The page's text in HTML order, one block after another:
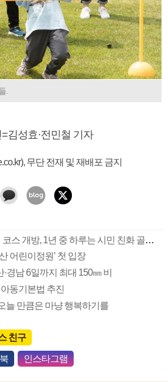
.
김성효·전민철 기자
무단 전재 및 재배포 금지
“안전 위해 파인 1·9번 코스 개방, 1년 중 하루는 시민 친화 골프장”
어린이정원’ 첫 입장
경남 6일까지 최대 150㎜ 비
동기본법 추진
늘 만큼은 마냥 행복하기를
친구
인스타그램